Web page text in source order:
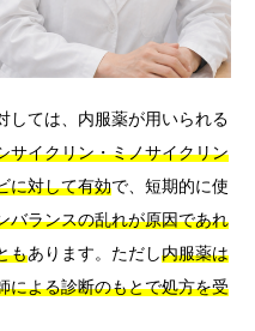
しては、内服薬が用いられる
サイクリン・ミノサイクリン
に対して有効で、短期的に使
バランスの乱れが原因であれ
もあります。ただし内服薬は
による診断のもとで処方を受